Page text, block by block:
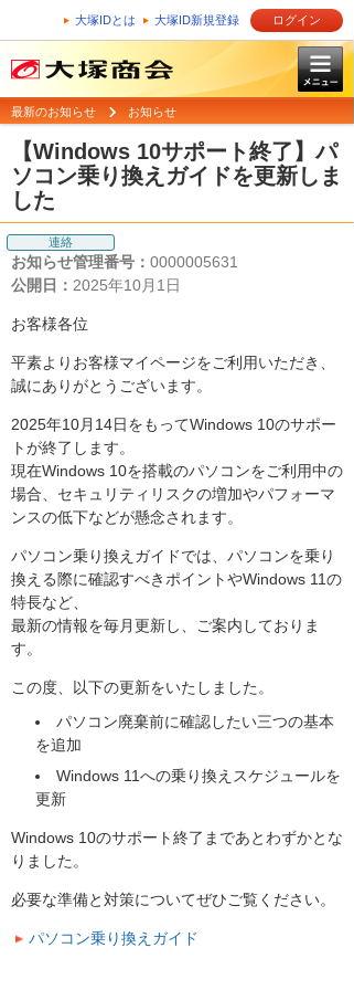
大塚IDとは 大塚ID新規登録 ログイン
最新のお知らせ お知らせ
【Windows 10サポート終了】パ
ソコン乗り換えガイドを更新しま
した
連絡
お知らせ管理番号： 0000005631
公開日： 2025年10月1日
お客様各位
平素よりお客様マイページをご利用いただき、
誠にありがとうございます。
2025年10月14日をもってWindows 10のサポー
トが終了します。
現在Windows 10を搭載のパソコンをご利用中の
場合、セキュリティリスクの増加やパフォーマ
ンスの低下などが懸念されます。
パソコン乗り換えガイドでは、パソコンを乗り
換える際に確認すべきポイントやWindows 11の
特長など、
最新の情報を毎月更新し、ご案内しておりま
す。
この度、以下の更新をいたしました。
パソコン廃棄前に確認したい三つの基本
を追加
Windows 11への乗り換えスケジュールを
更新
Windows 10のサポート終了まであとわずかとな
りました。
必要な準備と対策についてぜひご覧ください。
パソコン乗り換えガイド